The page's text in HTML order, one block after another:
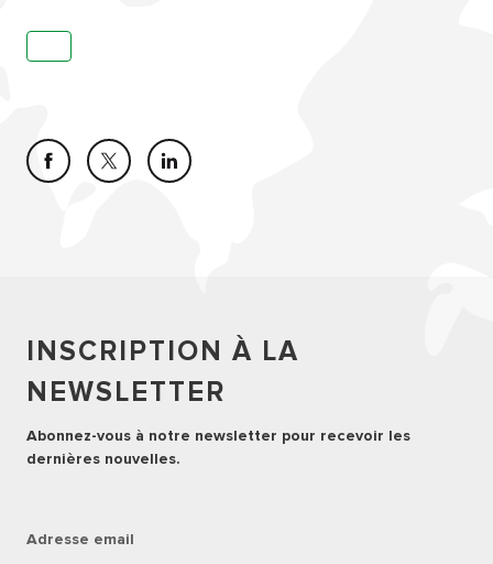
INSCRIPTION À LA
NEWSLETTER
Abonnez-vous à notre newsletter pour recevoir les
dernières nouvelles.
Adresse email